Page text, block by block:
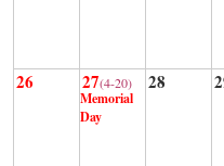
26 27(4-20)
Memorial
Day
28